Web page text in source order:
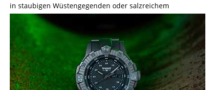
in staubigen Wüstengegenden oder salzreichem